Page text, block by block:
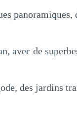
avec de
des jardins